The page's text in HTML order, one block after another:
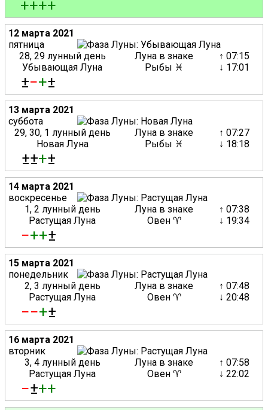
++++
12 марта 2021
пятница
28, 29 лунный день
Убывающая Луна
Луна в знаке
Рыбы ♓
↑ 07:15
↓ 17:01
±−+±
13 марта 2021
суббота
29, 30, 1 лунный день
Новая Луна
Луна в знаке
Рыбы ♓
↑ 07:27
↓ 18:18
±±+±
14 марта 2021
воскресенье
1, 2 лунный день
Растущая Луна
Луна в знаке
Овен ♈
↑ 07:38
↓ 19:34
−++±
15 марта 2021
понедельник
2, 3 лунный день
Растущая Луна
Луна в знаке
Овен ♈
↑ 07:48
↓ 20:48
−−+±
16 марта 2021
вторник
3, 4 лунный день
Растущая Луна
Луна в знаке
Овен ♈
↑ 07:58
↓ 22:02
−±++